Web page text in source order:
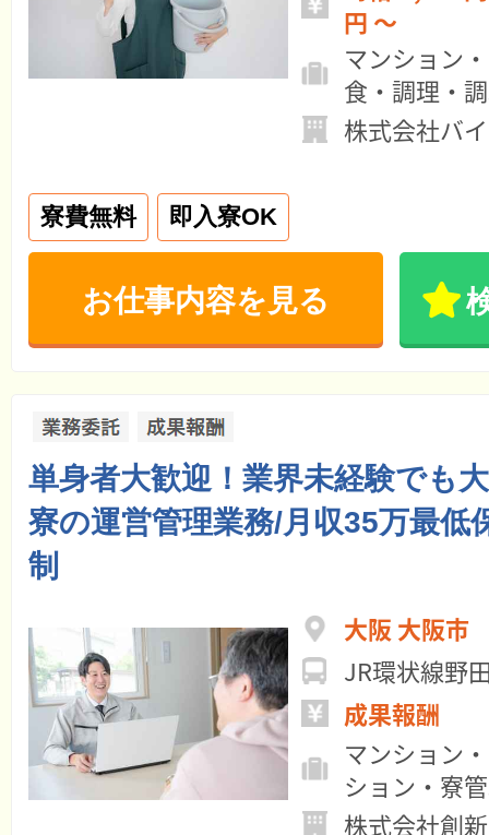
円 ～
マンション
食・調理・
株式会社バ
寮費無料 即入寮OK
お仕事内容を見る
単身者大歓迎！業界未経験でも
寮の運営管理業務/月収35万最低
制
大阪 大阪市
JR環状線野
成果報酬
マンション
ション・寮
株式会社創新